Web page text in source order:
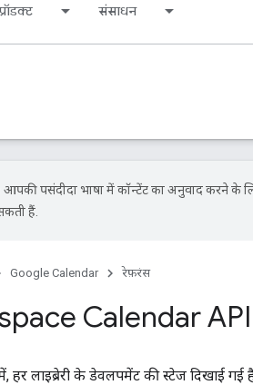
संसाधन
पसंदीदा भाषा में कॉन्टेंट का अनुवाद करने के
हैं.
Google Calendar रेफ़रंस
Calendar
हर लाइब्रेरी के डेवलपमेंट की स्टेज दिखाई